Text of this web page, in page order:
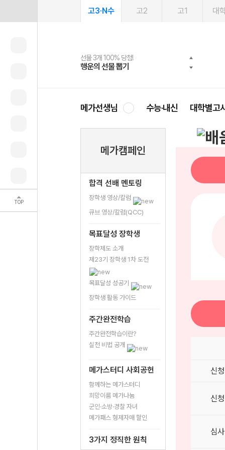
TOP
고3·N수 고2 고1 대
선물 3개 100% 당첨!
행운의 선물 뽑기
선물 100% 증정!
메가스터디 X 올리브
여름방학 스터디 캐시백
메가런 썸머스쿨
2027 러셀 단과
강사 공개선발
스마트러닝앱
설문 EVENT
메가패스
3일 무료 체험권
메가패스 수강생 무료혜택!
메가클럽 멤버십
사회공헌 캠페인
희망이룸 메가나눔
메가선생님 수능·내신 대학별고
메가캠페인
합격 선배 멘토링
장학생 영상/칼럼
큐브 영상/칼럼(QCC)
목표달성 장학생
장학제도 소개
제23기 장학생 1차 도전
목표달성 성공기
장학생 활동 가이드
주간완전학습
주간완전학습이란?
실천 비법 공개
메가스터디 사회공헌
함께하는 메가스터디
희망이룸 메가나눔
군인·소방·경찰 자녀
메가패스 형제자매 할인
3가지 정직한 원칙
신
신
심